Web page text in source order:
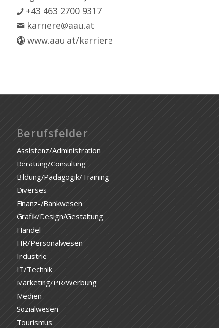
+43 463 2700 9317
karriere@aau.at
www.aau.at/karriere
Berufsfelder
Assistenz/Administration
Beratung/Consulting
Bildung/Pädagogik/Training
Diverses
Finanz-/Bankwesen
Grafik/Design/Gestaltung
Handel
HR/Personalwesen
Industrie
IT/Technik
Marketing/PR/Werbung
Medien
Sozialwesen
Tourismus